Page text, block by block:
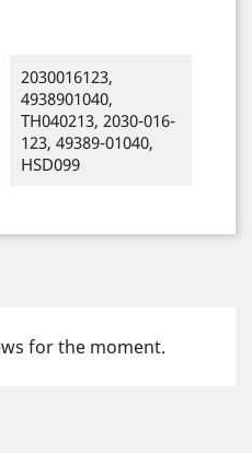
2030016123,
4938901040,
TH040213, 2030-016-
123, 49389-01040,
HSD099
for the moment.